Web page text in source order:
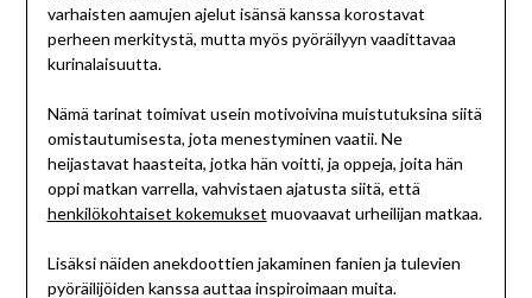
varhaisten aamujen ajelut isänsä kanssa korostavat
perheen merkitystä, mutta myös pyöräilyyn vaadittavaa
kurinalaisuutta.
Nämä tarinat toimivat usein motivoivina muistutuksina siitä
omistautumisesta, jota menestyminen vaatii. Ne
heijastavat haasteita, jotka hän voitti, ja oppeja, joita hän
oppi matkan varrella, vahvistaen ajatusta siitä, että
henkilökohtaiset kokemukset muovaavat urheilijan matkaa.
Lisäksi näiden anekdoottien jakaminen fanien ja tulevien
pyöräilijöiden kanssa auttaa inspiroimaan muita.